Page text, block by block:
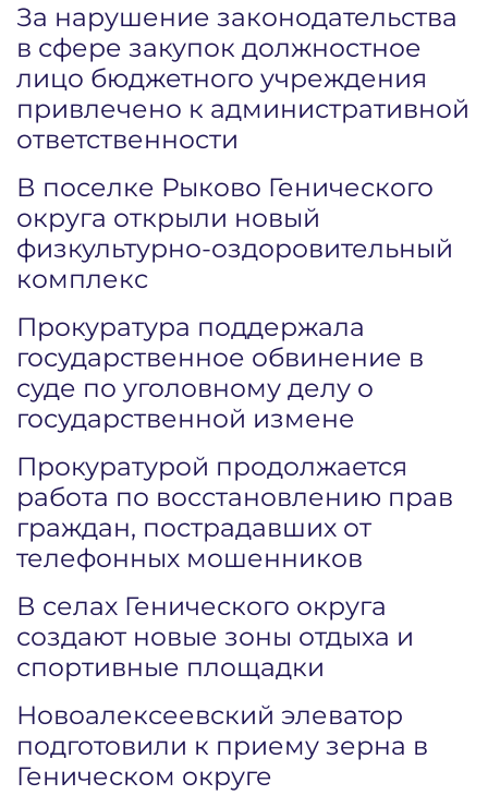
За нарушение законодательства
в сфере закупок должностное
лицо бюджетного учреждения
привлечено к административной
ответственности
В поселке Рыково Генического
округа открыли новый
физкультурно-оздоровительный
комплекс
Прокуратура поддержала
государственное обвинение в
суде по уголовному делу о
государственной измене
Прокуратурой продолжается
работа по восстановлению прав
граждан, пострадавших от
телефонных мошенников
В селах Генического округа
создают новые зоны отдыха и
спортивные площадки
Новоалексеевский элеватор
подготовили к приему зерна в
Геническом округе